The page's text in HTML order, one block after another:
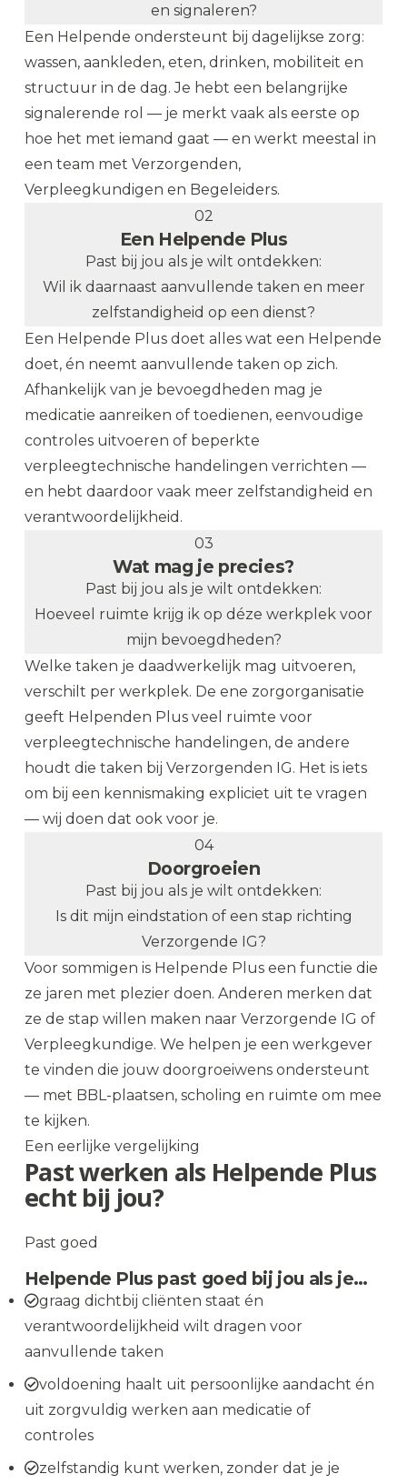
en signaleren?
Een Helpende ondersteunt bij dagelijkse zorg:
wassen, aankleden, eten, drinken, mobiliteit en
structuur in de dag. Je hebt een belangrijke
signalerende rol — je merkt vaak als eerste op
hoe het met iemand gaat — en werkt meestal in
een team met Verzorgenden,
Verpleegkundigen en Begeleiders.
02
Een Helpende Plus
Past bij jou als je wilt ontdekken:
Wil ik daarnaast aanvullende taken en meer
zelfstandigheid op een dienst?
Een Helpende Plus doet alles wat een Helpende
doet, én neemt aanvullende taken op zich.
Afhankelijk van je bevoegdheden mag je
medicatie aanreiken of toedienen, eenvoudige
controles uitvoeren of beperkte
verpleegtechnische handelingen verrichten —
en hebt daardoor vaak meer zelfstandigheid en
verantwoordelijkheid.
03
Wat mag je precies?
Past bij jou als je wilt ontdekken:
Hoeveel ruimte krijg ik op déze werkplek voor
mijn bevoegdheden?
Welke taken je daadwerkelijk mag uitvoeren,
verschilt per werkplek. De ene zorgorganisatie
geeft Helpenden Plus veel ruimte voor
verpleegtechnische handelingen, de andere
houdt die taken bij Verzorgenden IG. Het is iets
om bij een kennismaking expliciet uit te vragen
— wij doen dat ook voor je.
04
Doorgroeien
Past bij jou als je wilt ontdekken:
Is dit mijn eindstation of een stap richting
Verzorgende IG?
Voor sommigen is Helpende Plus een functie die
ze jaren met plezier doen. Anderen merken dat
ze de stap willen maken naar Verzorgende IG of
Verpleegkundige. We helpen je een werkgever
te vinden die jouw doorgroeiwens ondersteunt
— met BBL-plaatsen, scholing en ruimte om mee
te kijken.
Een eerlijke vergelijking
Past werken als Helpende Plus
echt bij jou?
Past goed
Helpende Plus past goed bij jou als je…
graag dichtbij cliënten staat én
verantwoordelijkheid wilt dragen voor
aanvullende taken
voldoening haalt uit persoonlijke aandacht én
uit zorgvuldig werken aan medicatie of
controles
zelfstandig kunt werken, zonder dat je je